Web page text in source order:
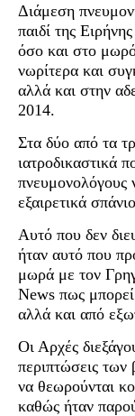
Διάμεση
παιδί της
όσο και στο
νωρίτερα και
αλλά και στην
2014.
Στα δύο από τα
ιατροδικαστικά
πνευμονολόγους
εξαιρετικά
Αυτό που δεν
ήταν αυτό που
μωρά με τον
News πως
αλλά και από
Οι Αρχές
περιπτώσεις των
να θεωρούνται
καθώς ήταν